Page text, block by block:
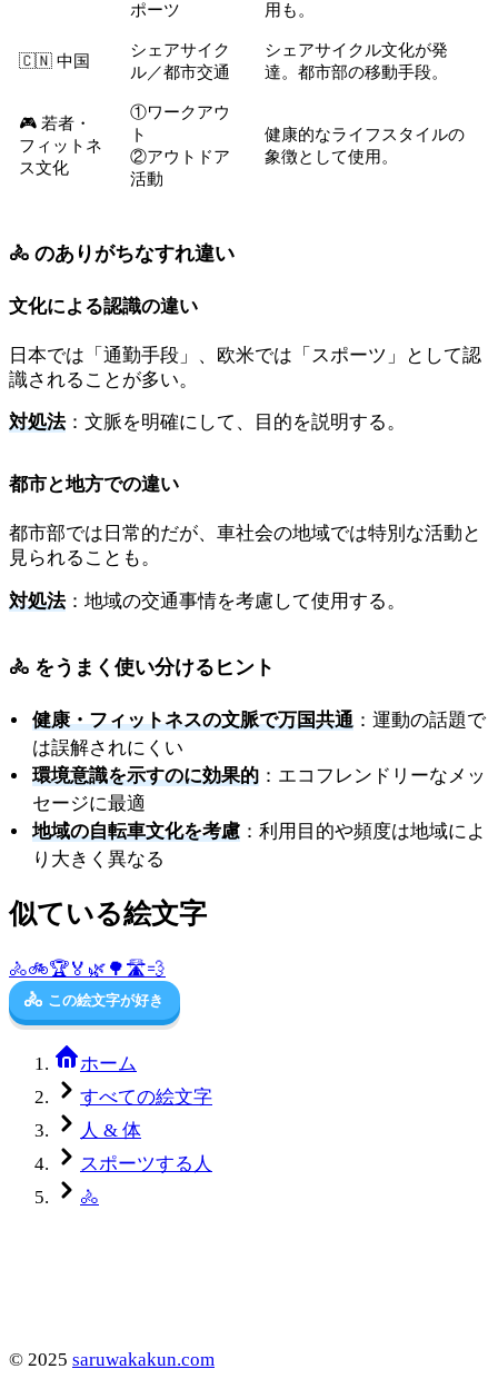
ポーツ
用も。
🇨🇳 中国
シェアサイク
ル／都市交通
シェアサイクル文化が発
達。都市部の移動手段。
🎮 若者・
フィットネ
ス文化
①ワークアウ
ト
②アウトドア
活動
健康的なライフスタイルの
象徴として使用。
🚴 のありがちなすれ違い
文化による認識の違い
日本では「通勤手段」、欧米では「スポーツ」として認
識されることが多い。
対処法：文脈を明確にして、目的を説明する。
都市と地方での違い
都市部では日常的だが、車社会の地域では特別な活動と
見られることも。
対処法：地域の交通事情を考慮して使用する。
🚴 をうまく使い分けるヒント
健康・フィットネスの文脈で万国共通 ：運動の話題で
は誤解されにくい
環境意識を示すのに効果的 ：エコフレンドリーなメッ
セージに最適
地域の自転車文化を考慮 ：利用目的や頻度は地域によ
り大きく異なる
似ている絵文字
🚴🚲🏆🏅 🌿 🌳 🛣️💨
🚴 この絵文字が好き
ホーム
すべての絵文字
人 & 体
スポーツする人
🚴
© 2025 saruwakakun.com